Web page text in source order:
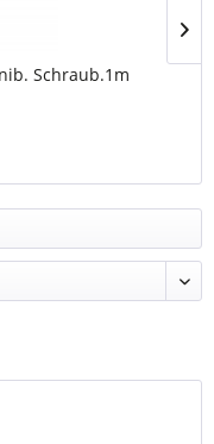
Schraub.1m